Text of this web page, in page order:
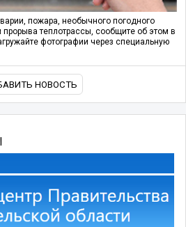
пожара, необычного погодного
прорыва теплотрассы, сообщите об этом в
фотографии через специальную
НОВОСТЬ